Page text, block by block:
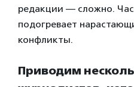
редакции — сложно.
подогревает
конфликты.
Приводим